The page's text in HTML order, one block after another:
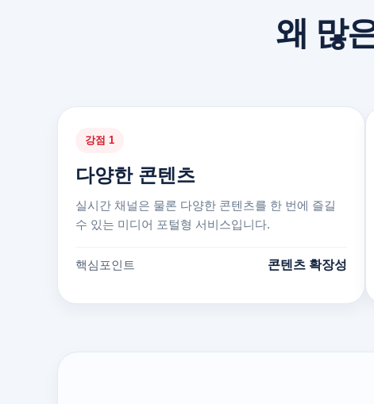
왜 많
강점 1
다양한 콘텐츠
실시간 채널은 물론 다양한 콘텐츠를 한 번에 즐길
수 있는 미디어 포털형 서비스입니다.
핵심포인트 콘텐츠 확장성